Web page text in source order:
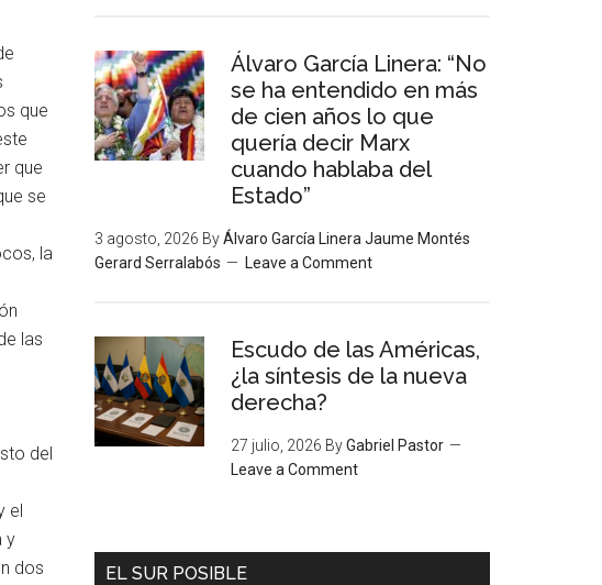
que
que
se
la
las
del
el
y
dos
Álvaro García Linera: “No
se ha entendido en más
de cien años lo que
quería decir Marx
cuando hablaba del
Estado”
3 agosto, 2026 ByÁlvaro García Linera Jaume Montés
Gerard Serralabós
Leave a Comment
Escudo de las Américas,
¿la síntesis de la nueva
derecha?
27 julio, 2026 ByGabriel Pastor
Leave a Comment
EL SUR POSIBLE